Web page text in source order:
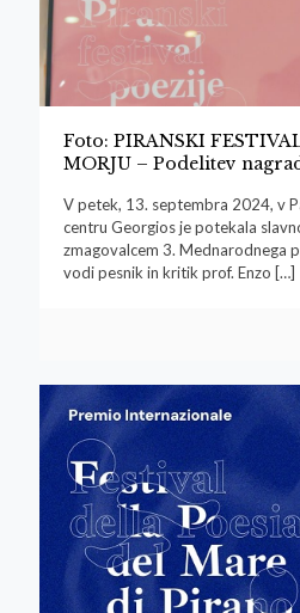
Foto: PIRANSKI
MORJU – Podelitev
V petek, 13. septembra 2024, v
centru Georgios je potekala
zmagovalcem 3. Mednarodnega
vodi pesnik in kritik prof. Enzo […]